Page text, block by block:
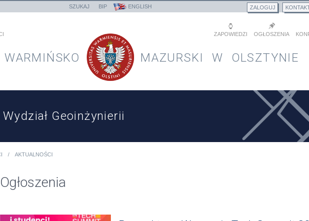
SZUKAJ BIP ENGLISH ZALOGUJ
OGŁOSZENIA
ZAPOWIEDZI
WARMIŃSKO MAZURSKI W OLSZTYNIE
Wydział Geoinżynierii
AKTUALNOŚCI
Ogłoszenia